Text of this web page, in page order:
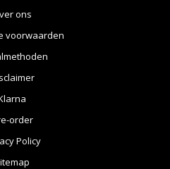
ons
voorwaarden
order
Policy